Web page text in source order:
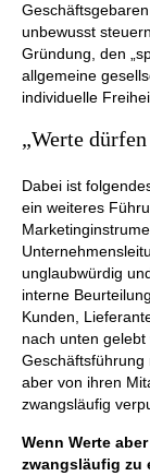
unbewusst
Gründung, den
allgemeine
individuelle
„Werte
Dabei ist
ein weiteres
unglaubwürdig
interne
Kunden,
nach unten gelebt
Geschäftsführung
aber von ihren
zwangsläufig
Wenn Werte
zwangsläufig zu